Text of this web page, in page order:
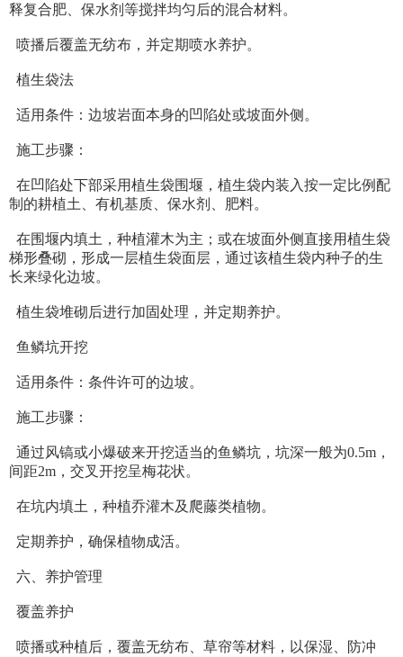
释复合肥、保水剂等搅拌均匀后的混合材料。
喷播后覆盖无纺布，并定期喷水养护。
植生袋法
适用条件：边坡岩面本身的凹陷处或坡面外侧。
施工步骤：
在凹陷处下部采用植生袋围堰，植生袋内装入按一定比例配
制的耕植土、有机基质、保水剂、肥料。
在围堰内填土，种植灌木为主；或在坡面外侧直接用植生袋
梯形叠砌，形成一层植生袋面层，通过该植生袋内种子的生
长来绿化边坡。
植生袋堆砌后进行加固处理，并定期养护。
鱼鳞坑开挖
适用条件：条件许可的边坡。
施工步骤：
通过风镐或小爆破来开挖适当的鱼鳞坑，坑深一般为0.5m，
间距2m，交叉开挖呈梅花状。
在坑内填土，种植乔灌木及爬藤类植物。
定期养护，确保植物成活。
六、养护管理
覆盖养护
喷播或种植后，覆盖无纺布、草帘等材料，以保湿、防冲